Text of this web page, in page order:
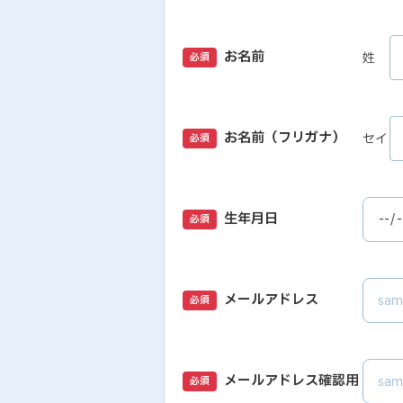
必須 お名前 姓
必須 お名前（フリガナ） セイ
必須 生年月日
必須 メールアドレス
必須 メールアドレス確認用